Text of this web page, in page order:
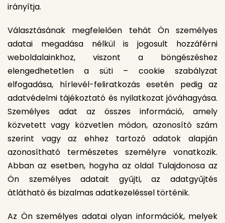
irányítja.
Választásának megfelelően tehát Ön személyes
adatai megadása nélkül is jogosult hozzáférni
weboldalainkhoz, viszont a böngészéshez
elengedhetetlen a süti – cookie szabályzat
elfogadása, hírlevél-feliratkozás esetén pedig az
adatvédelmi tájékoztató és nyilatkozat jóváhagyása.
Személyes adat az összes információ, amely
közvetett vagy közvetlen módon, azonosító szám
szerint vagy az ehhez tartozó adatok alapján
azonosítható természetes személyre vonatkozik.
Abban az esetben, hogyha az oldal Tulajdonosa az
Ön személyes adatait gyűjti, az adatgyűjtés
átlátható és bizalmas adatkezeléssel történik.
Az Ön személyes adatai olyan információk, melyek